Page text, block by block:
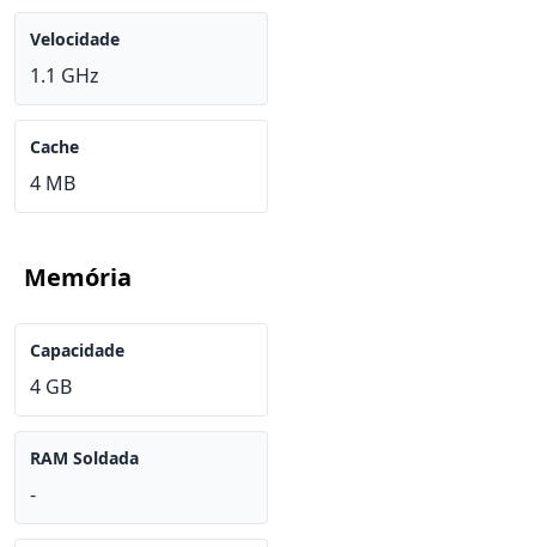
Velocidade
1.1 GHz
Cache
4 MB
Memória
Capacidade
4 GB
RAM Soldada
-